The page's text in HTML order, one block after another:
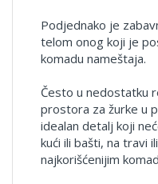
Podjednako je
telom onog koji je
komadu nameštaja.
Često u nedostatku
prostora za žurke u
idealan detalj koji
kući ili bašti, na travi
najkorišćenijim